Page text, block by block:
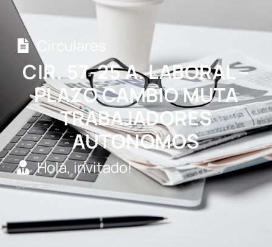
Circulares
CIR. 57-25 A. LABORAL –
PLAZO CAMBIO MUTA
TRABAJADORES
AUTONOMOS
Hola, invitado!
Cerrar sesión